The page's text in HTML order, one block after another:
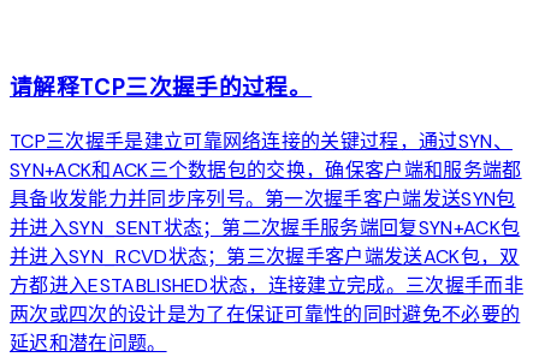
请解释TCP三次握手的过程。
TCP三次握手是建立可靠网络连接的关键过程，通过SYN、
SYN+ACK和ACK三个数据包的交换，确保客户端和服务端都
具备收发能力并同步序列号。第一次握手客户端发送SYN包
并进入SYN_SENT状态；第二次握手服务端回复SYN+ACK包
并进入SYN_RCVD状态；第三次握手客户端发送ACK包，双
方都进入ESTABLISHED状态，连接建立完成。三次握手而非
两次或四次的设计是为了在保证可靠性的同时避免不必要的
延迟和潜在问题。